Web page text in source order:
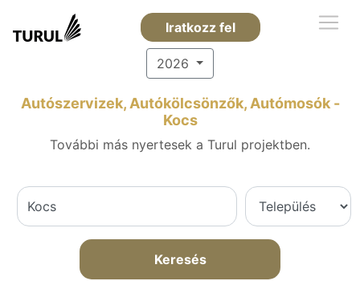
Iratkozz fel
2026
Autószervizek, Autókölcsönzők, Autómosók -
Kocs
További más nyertesek a Turul projektben.
Keresés